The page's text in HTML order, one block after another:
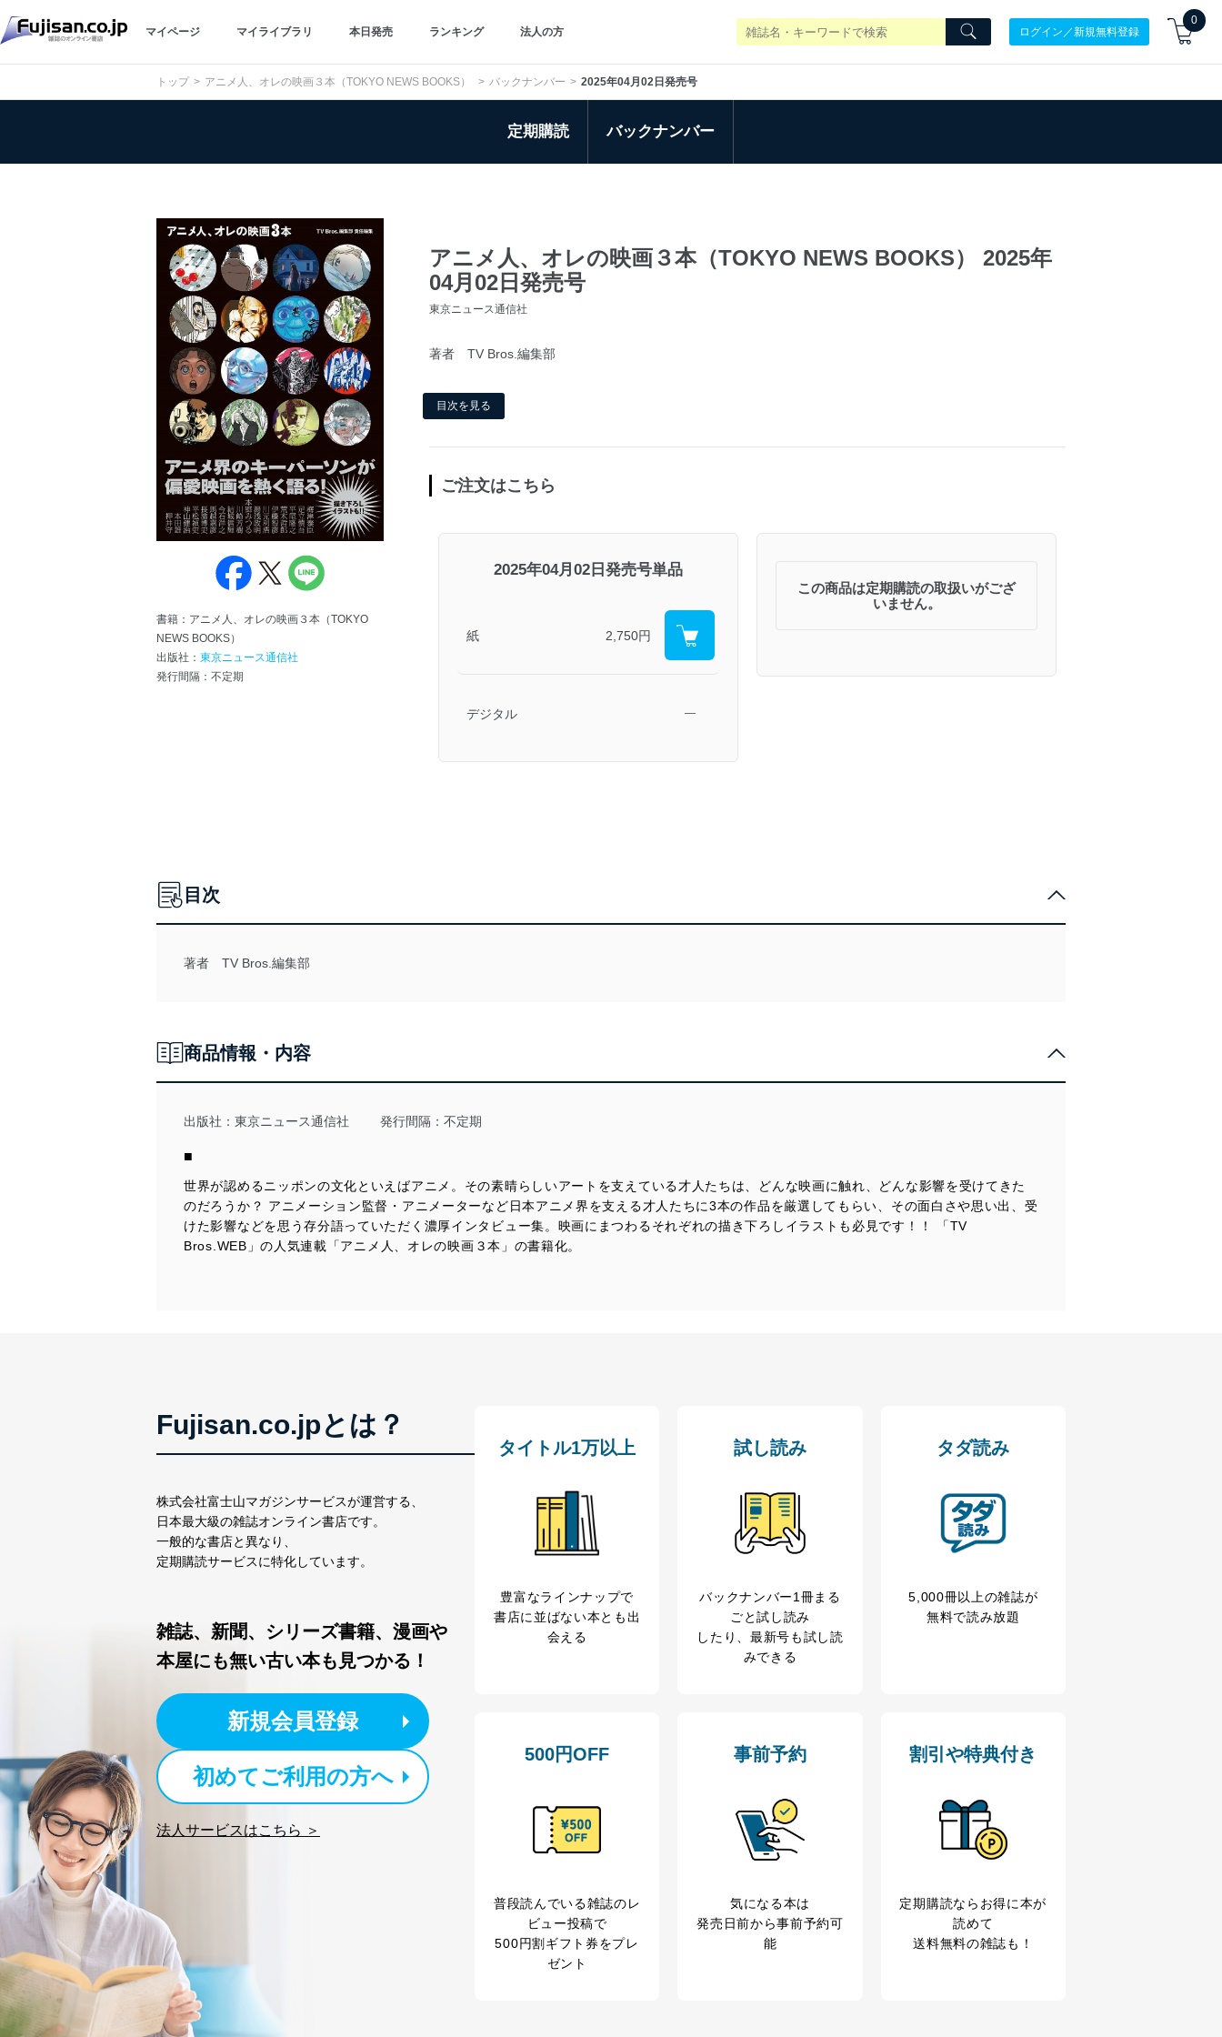
マイページ マイライブラリ 本日発売 ランキング 法人の方 ログイン／新規無料登録
0
トップ アニメ人、オレの映画３本（TOKYO NEWS BOOKS） バックナンバー 2025年04月02日発売号
定期購読 バックナンバー
書籍：アニメ人、オレの映画３本（TOKYO
NEWS BOOKS）
出版社： 東京ニュース通信社
発行間隔：不定期
アニメ人、オレの映画３本（TOKYO NEWS BOOKS） 2025年
04月02日発売号
東京ニュース通信社
著者 TV Bros.編集部
目次を見る
ご注文はこちら
2025年04月02日発売号単品
紙 2,750円
デジタル ―
この商品は定期購読の取扱いがござ
いません。
目次
著者 TV Bros.編集部
商品情報・内容
出版社： 東京ニュース通信社 発行間隔：不定期
■
世界が認めるニッポンの文化といえばアニメ。その素晴らしいアートを支えている才人たちは、どんな映画に触れ、どんな影響を受けてきた
のだろうか？ アニメーション監督・アニメーターなど日本アニメ界を支える才人たちに3本の作品を厳選してもらい、その面白さや思い出、受
けた影響などを思う存分語っていただく濃厚インタビュー集。映画にまつわるそれぞれの描き下ろしイラストも必見です！！ 「TV
Bros.WEB」の人気連載「アニメ人、オレの映画３本」の書籍化。
Fujisan.co.jpとは？
株式会社富士山マガジンサービスが運営する、
日本最大級の雑誌オンライン書店です。
一般的な書店と異なり、
定期購読サービスに特化しています。
雑誌、新聞、シリーズ書籍、漫画や
本屋にも無い古い本も見つかる！
新規会員登録
初めてご利用の方へ
法人サービスはこちら ＞
タイトル1万以上
豊富なラインナップで
書店に並ばない本とも出
会える
試し読み
バックナンバー1冊まる
ごと試し読み
したり、最新号も試し読
みできる
タダ読み
5,000冊以上の雑誌が
無料で読み放題
500円OFF
普段読んでいる雑誌のレ
ビュー投稿で
500円割ギフト券をプレ
ゼント
事前予約
気になる本は
発売日前から事前予約可
能
割引や特典付き
定期購読なら お得に本が
読めて
送料無料の雑誌も！